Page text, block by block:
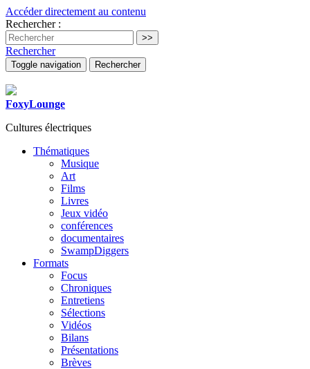
Accéder directement au contenu
Rechercher :
Rechercher
Toggle navigation Rechercher
FoxyLounge
Cultures électriques
Thématiques
Musique
Art
Films
Livres
Jeux vidéo
conférences
documentaires
SwampDiggers
Formats
Focus
Chroniques
Entretiens
Sélections
Vidéos
Bilans
Présentations
Brèves